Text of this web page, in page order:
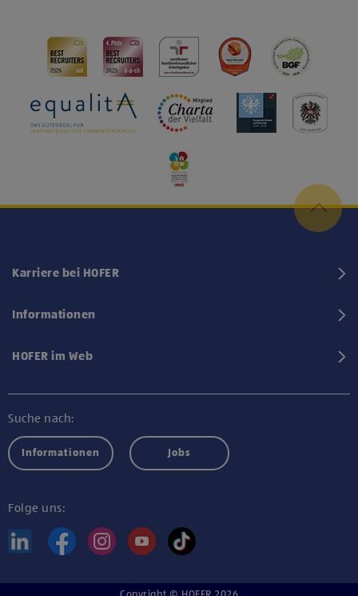
Karriere bei HOFER
Informationen
HOFER im Web
Suche nach:
Informationen Jobs
Folge uns: